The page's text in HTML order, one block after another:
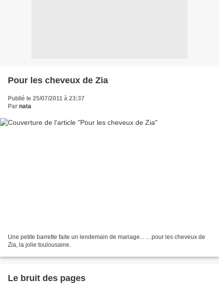
Pour les cheveux de Zia
Publié le 25/07/2011 à 23:37
Par nata
Une petite barrette faite un lendemain de mariage... ... pour les cheveux de
Zia, la jolie toulousaine.
Le bruit des pages